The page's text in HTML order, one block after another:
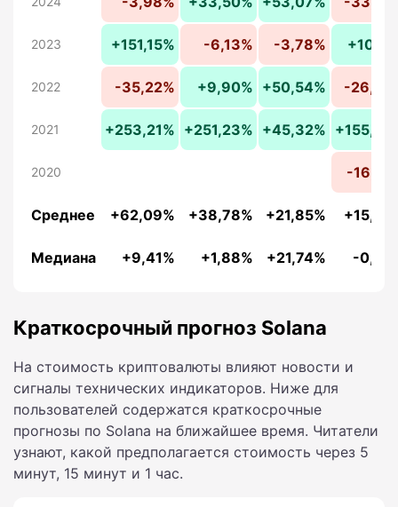
2023 +151,15% -6,13% -3,78%
2022 -35,22% +9,90% +50,54% -
2021 +253,21% +251,23% +45,32%
2020 -
Среднее +62,09% +38,78% +21,85%
Медиана +9,41% +1,88% +21,74% -
Краткосрочный прогноз Solana
На стоимость криптовалюты влияют новости и
сигналы технических индикаторов. Ниже для
пользователей содержатся краткосрочные
прогнозы по Solana на ближайшее время. Читатели
узнают, какой предполагается стоимость через 5
минут, 15 минут и 1 час.